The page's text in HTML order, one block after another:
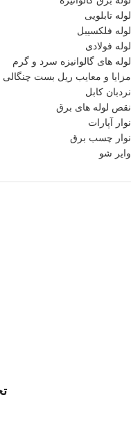
لوله تابلویی
لوله فلکسیبل
لوله فولادی
لوله های گالوانیزه سرد و گرم
مزایا و معایب ریل بست چنگالی
نردبان کابل
نقص لوله های برق
نوار آپارات
نوار چسب برق
وایر شو